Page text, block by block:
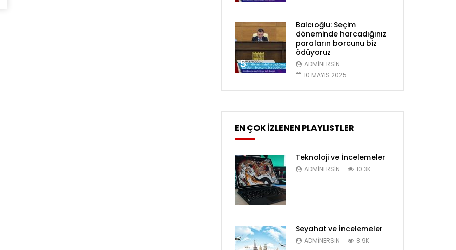
5
Balcıoğlu: Seçim
döneminde harcadığınız
paraların borcunu biz
ödüyoruz
ADMINERSIN
10 MAYIS 2025
EN ÇOK İZLENEN PLAYLISTLER
Teknoloji ve İncelemeler
ADMINERSIN 10.3K
Seyahat ve İncelemeler
ADMINERSIN 8.9K